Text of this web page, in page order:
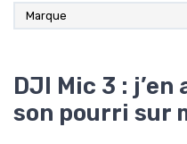
Marque
DJI Mic 3 :
son pourri sur